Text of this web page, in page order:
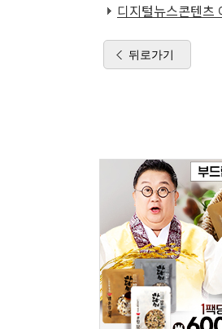
디지털뉴스콘텐츠
뒤로가기